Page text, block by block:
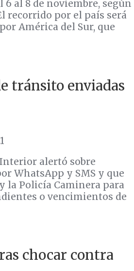
al 8 de noviembre, según
recorrido por el país será
América del Sur, que
tránsito enviadas
alertó sobre
WhatsApp y SMS y que
la Policía Caminera para
o vencimientos de
chocar contra